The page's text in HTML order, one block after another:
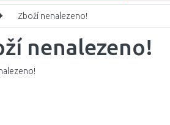
Zboží nenalezeno!
nenalezeno!